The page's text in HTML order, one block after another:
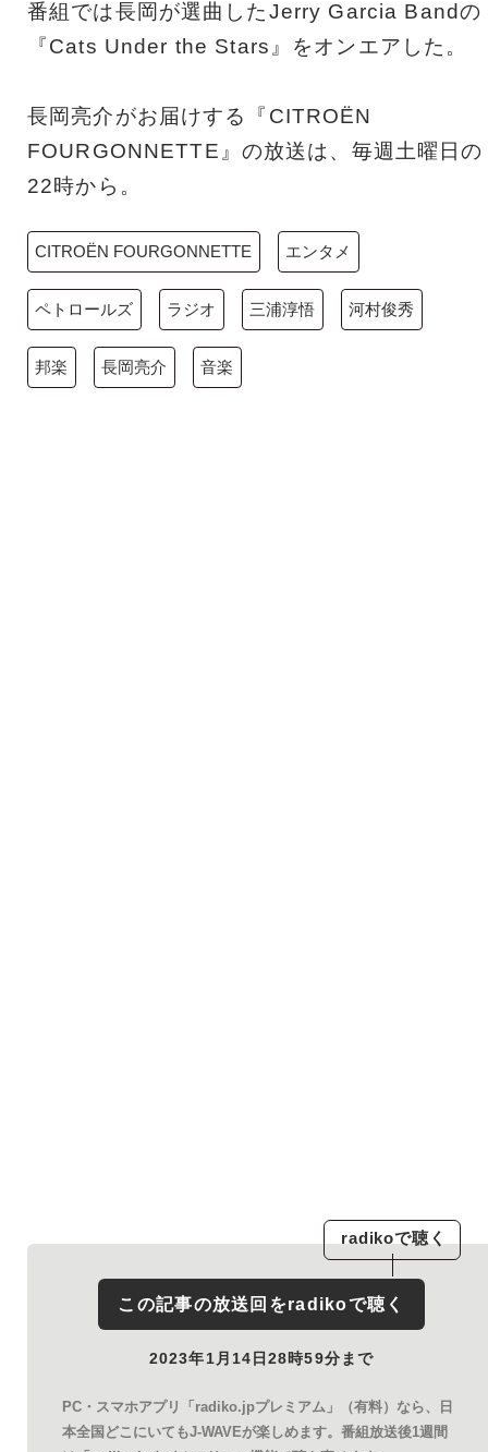
番組では長岡が選曲したJerry Garcia Bandの
『Cats Under the Stars』をオンエアした。
長岡亮介がお届けする『CITROËN
FOURGONNETTE』の放送は、毎週土曜日の
22時から。
CITROËN FOURGONNETTE エンタメ
ペトロールズ ラジオ 三浦淳悟 河村俊秀
邦楽 長岡亮介 音楽
radikoで聴く
この記事の放送回をradikoで聴く
2023年1月14日28時59分まで
PC・スマホアプリ「radiko.jpプレミアム」（有料）なら、日
本全国どこにいてもJ-WAVEが楽しめます。番組放送後1週間